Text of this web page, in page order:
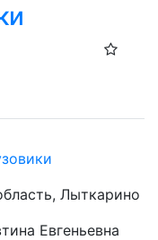
Лыткарино
Евгеньевна